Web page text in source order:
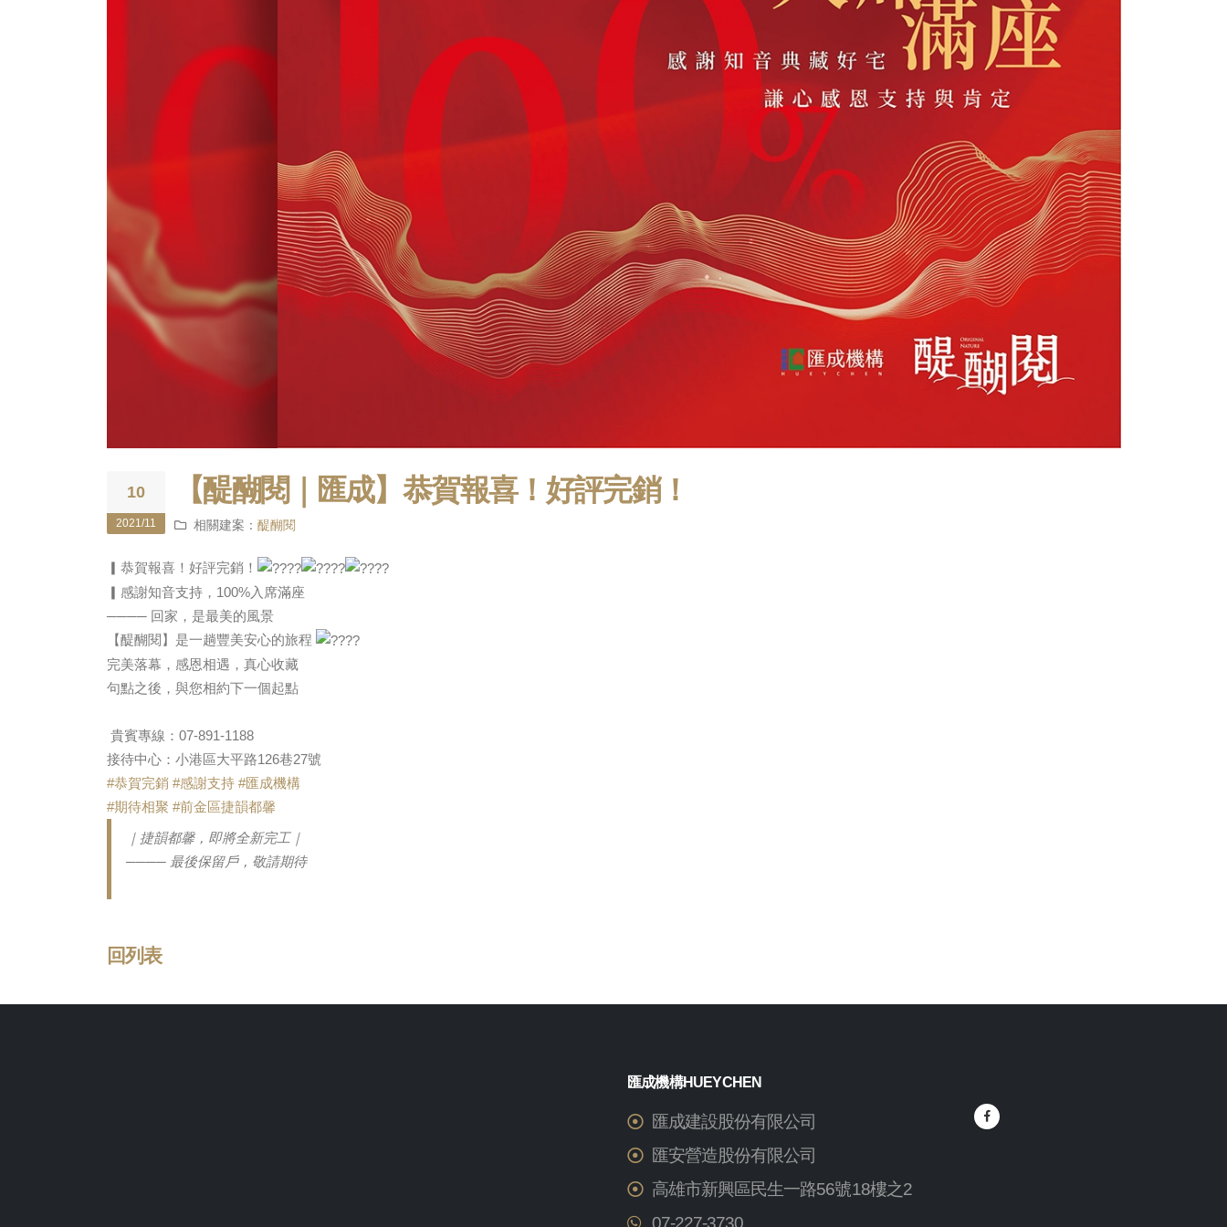
10
2021/11
【醍醐閱｜匯成】恭賀報喜！好評完銷！
相關建案： 醍醐閱
▎恭賀報喜！好評完銷！
▎感謝知音支持，100%入席滿座
──── 回家，是最美的風景
【醍醐閱】是一趟豐美安心的旅程
完美落幕，感恩相遇，真心收藏
句點之後，與您相約下一個起點
貴賓專線：07-891-1188
接待中心：小港區大平路126巷27號
#恭賀完銷 #感謝支持 #匯成機構
#期待相聚 #前金區捷韻都馨
｜捷韻都馨，即將全新完工｜
──── 最後保留戶，敬請期待
回列表
匯成機構HUEYCHEN
匯成建設股份有限公司
匯安營造股份有限公司
高雄市新興區民生一路56號18樓之2
07-227-3730